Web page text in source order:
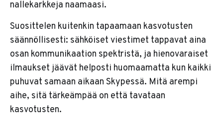
nallekarkkeja naamaasi.
Suosittelen kuitenkin tapaamaan kasvotusten
säännöllisesti: sähköiset viestimet tappavat aina
osan kommunikaation spektristä, ja hienovaraiset
ilmaukset jäävät helposti huomaamatta kun kaikki
puhuvat samaan aikaan Skypessä. Mitä arempi
aihe, sitä tärkeämpää on että tavataan
kasvotusten.